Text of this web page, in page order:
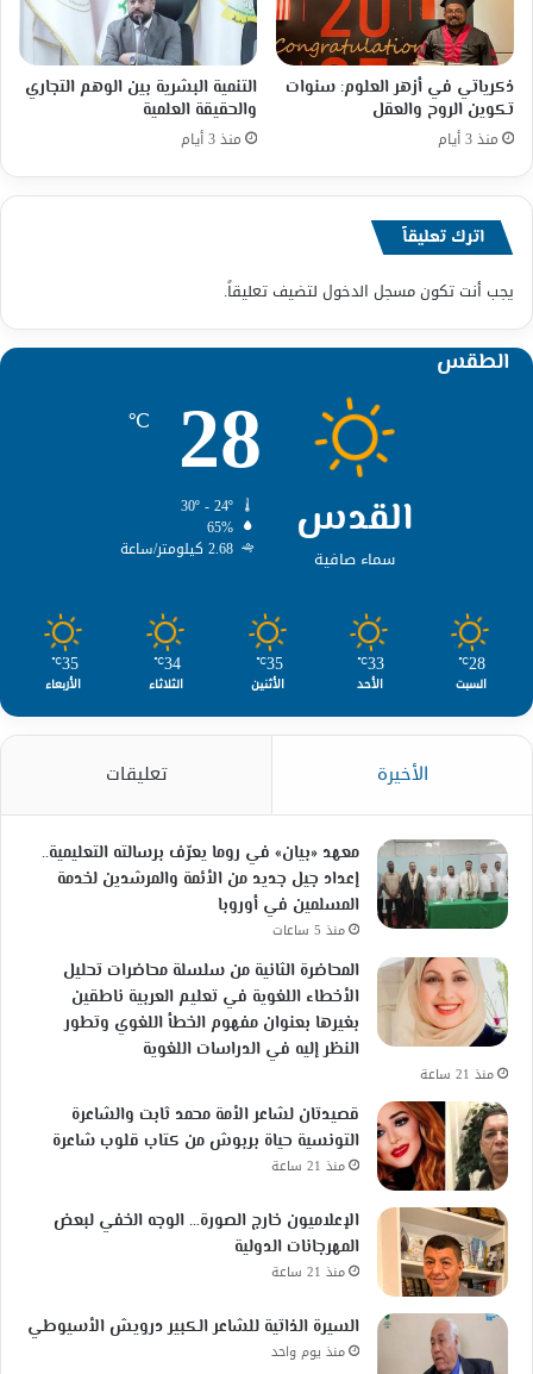
ذكرياتي في أزهر العلوم: سنوات
تكوين الروح والعقل
منذ 3 أيام
التنمية البشرية بين الوهم التجاري
والحقيقة العلمية
منذ 3 أيام
اترك تعليقاً
يجب أنت تكونمسجل الدخول لتضيف تعليقاً.
الطقس
القدس
سماء صافية
28
℃
65%
2.68 كيلومتر/ساعة
28
℃
السبت
33
℃
الأحد
35
℃
الأثنين
34
℃
الثلاثاء
35
℃
الأربعاء
الأخيرة تعليقات
معهد «بيان» في روما يعرّف برسالته التعليمية..
إعداد جيل جديد من الأئمة والمرشدين لخدمة
المسلمين في أوروبا
منذ 5 ساعات
المحاضرة الثانية من سلسلة محاضرات تحليل
الأخطاء اللغوية في تعليم العربية ناطقين
بغيرها بعنوان مفهوم الخطأ اللغوي وتطور
النظر إليه في الدراسات اللغوية
منذ 21 ساعة
قصيدتان لشاعر الأمة محمد ثابت والشاعرة
التونسية حياة بربوش من كتاب قلوب شاعرة
منذ 21 ساعة
الإعلاميون خارج الصورة… الوجه الخفي لبعض
المهرجانات الدولية
منذ 21 ساعة
السيرة الذاتية للشاعر الكبير درويش الأسيوطي
منذ يوم واحد